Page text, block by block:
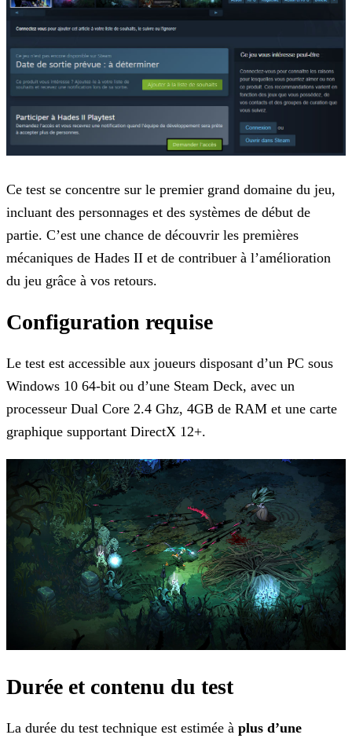
Ce test se concentre sur le premier grand domaine du jeu,
incluant des personnages et des systèmes de début de
partie. C’est une chance de découvrir les premières
mécaniques de Hades II et de contribuer à l’amélioration
du jeu grâce à vos retours.
Configuration requise
Le test est accessible aux joueurs disposant d’un PC sous
Windows 10 64-bit ou d’une Steam Deck, avec un
processeur Dual Core 2.4 Ghz, 4GB de RAM et une carte
graphique supportant DirectX 12+.
Durée et contenu du test
La durée du test technique est estimée à plus d’une